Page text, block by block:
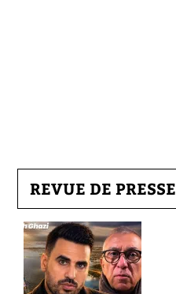
REVUE DE PRESSE